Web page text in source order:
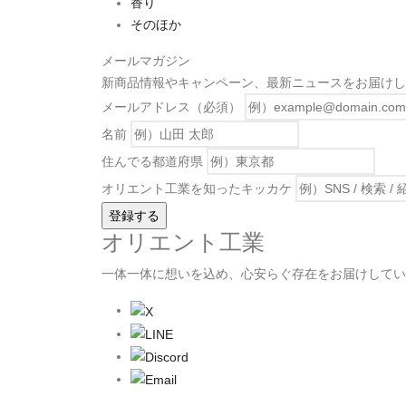
香り
そのほか
メールマガジン
新商品情報やキャンペーン、最新ニュースをお届けし
メールアドレス（必須）
名前
住んでる都道府県
オリエント工業を知ったキッカケ
オリエント工業
一体一体に想いを込め、心安らぐ存在をお届けしてい